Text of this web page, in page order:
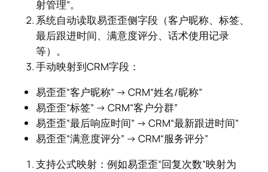
射管理”。
系统自动读取易歪歪侧字段（客户昵称、标签、
最后跟进时间、满意度评分、话术使用记录
等）。
手动映射到CRM字段：
易歪歪“客户昵称” → CRM“姓名/昵称”
易歪歪“标签” → CRM“客户分群”
易歪歪“最后响应时间” → CRM“最新跟进时间”
易歪歪“满意度评分” → CRM“服务评分”
支持公式映射：例如易歪歪“回复次数”映射为